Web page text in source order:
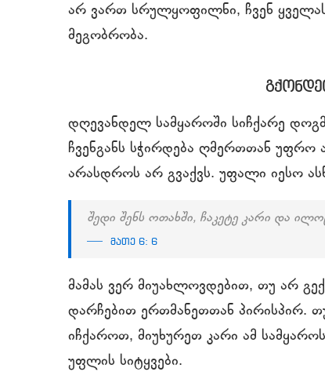
არ ვართ სრულყოფილნი, ჩვენ
მეგობრობა.
დღევანდელ სამყაროში სიჩქარე
ჩვენგანს სჭირდება ღმერთთან
არასდროს არ გვაქვს. უფალი იესო
შედი შენს ოთახში, ჩაკეტე კარი და
მათე 6: 6
მამას ვერ მიუახლოვდებით, თუ არ
დარჩებით ერთმანეთთან პირისპირ.
იჩქაროთ, მიუხურეთ კარი ამ
უფლის სიტყვები.